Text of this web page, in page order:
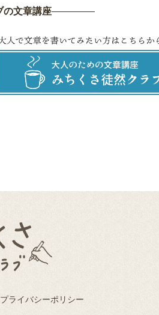
の文章講座
プライバシーポリシー